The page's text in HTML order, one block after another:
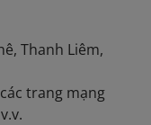
Thanh Liêm,
trang mạng